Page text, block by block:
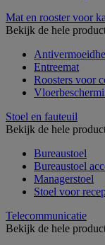
Mat en rooster voor
Bekijk de hele
Entreemat
Roosters voor
Stoel en fauteuil
Bekijk de hele
Bureaustoel
Bureaustoel
Managerstoel
Stoel voor
Telecommunicatie
Bekijk de hele